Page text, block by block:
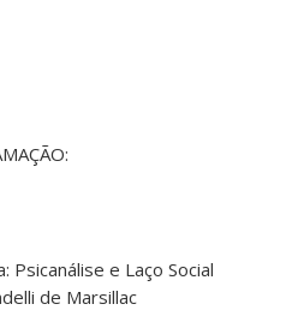
Psicanálise e Laço Social
de Marsillac